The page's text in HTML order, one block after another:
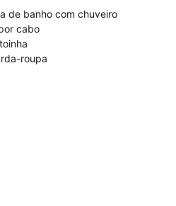
de banho com chuveiro
cabo
roupa